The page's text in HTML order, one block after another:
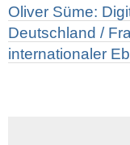
Oliver Süme:
Deutschland /
internationaler